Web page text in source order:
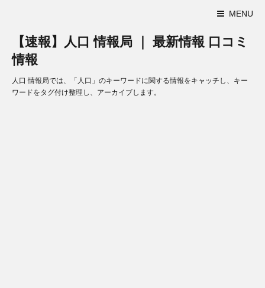
MENU
【速報】人口 情報局 ｜ 最新情報 口コミ
情報
人口 情報局では、「人口」のキーワードに関する情報をキャッチし、キー
ワードをタグ付け整理し、アーカイブします。